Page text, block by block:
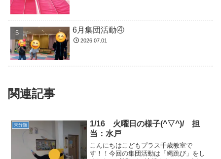
6月集団活動④
2026.07.01
関連記事
未分類
1/16 火曜日の様子(^▽^)/ 担
当：水戸
こんにちはこどもプラス千歳教室で
す！！今回の集団活動は「縄跳び」をし